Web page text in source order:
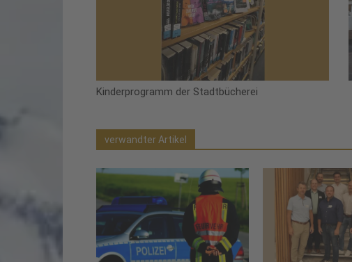
Kinderprogramm der Stadtbücherei
verwandter Artikel